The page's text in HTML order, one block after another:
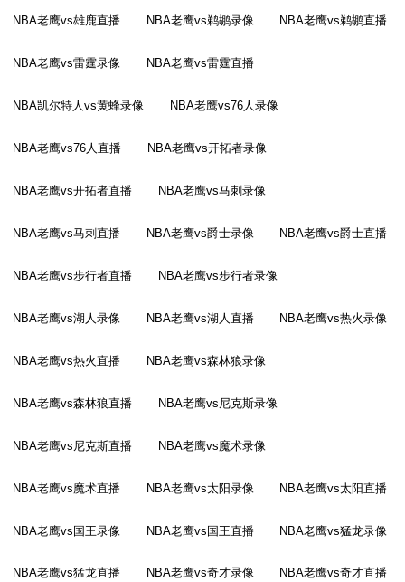
NBA老鹰vs雄鹿直播 NBA老鹰vs鹈鹕录像 NBA老鹰vs鹈鹕直播
NBA老鹰vs雷霆录像 NBA老鹰vs雷霆直播
NBA凯尔特人vs黄蜂录像 NBA老鹰vs76人录像
NBA老鹰vs76人直播 NBA老鹰vs开拓者录像
NBA老鹰vs开拓者直播 NBA老鹰vs马刺录像
NBA老鹰vs马刺直播 NBA老鹰vs爵士录像 NBA老鹰vs爵士直播
NBA老鹰vs步行者直播 NBA老鹰vs步行者录像
NBA老鹰vs湖人录像 NBA老鹰vs湖人直播 NBA老鹰vs热火录像
NBA老鹰vs热火直播 NBA老鹰vs森林狼录像
NBA老鹰vs森林狼直播 NBA老鹰vs尼克斯录像
NBA老鹰vs尼克斯直播 NBA老鹰vs魔术录像
NBA老鹰vs魔术直播 NBA老鹰vs太阳录像 NBA老鹰vs太阳直播
NBA老鹰vs国王录像 NBA老鹰vs国王直播 NBA老鹰vs猛龙录像
NBA老鹰vs猛龙直播 NBA老鹰vs奇才录像 NBA老鹰vs奇才直播